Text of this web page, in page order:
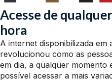
Acesse de
hora
A internet disponibilizada em
revolucionou como as
em dia, a qualquer momento
possível acessar a mais